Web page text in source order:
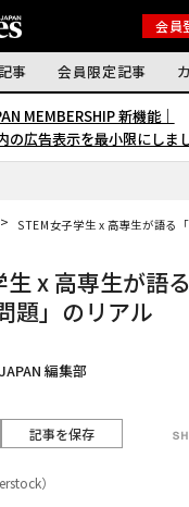
会員
事 会員限定記事
MEMBERSHIP 新機能｜
の広告表示を最小限にしま
STEM女子学生 x 高専生が語る
生 x 高専生が語
題」のリアル
編集部
記事を保存
）